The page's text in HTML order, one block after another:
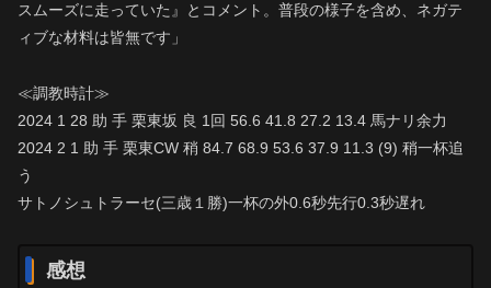
スムーズに走っていた』とコメント。普段の様子を含め、ネガテ
ィブな材料は皆無です」
≪調教時計≫
2024 1 28 助 手 栗東坂 良 1回 56.6 41.8 27.2 13.4 馬ナリ余力
2024 2 1 助 手 栗東CW 稍 84.7 68.9 53.6 37.9 11.3 (9) 稍一杯追
う
サトノシュトラーセ(三歳１勝)一杯の外0.6秒先行0.3秒遅れ
感想